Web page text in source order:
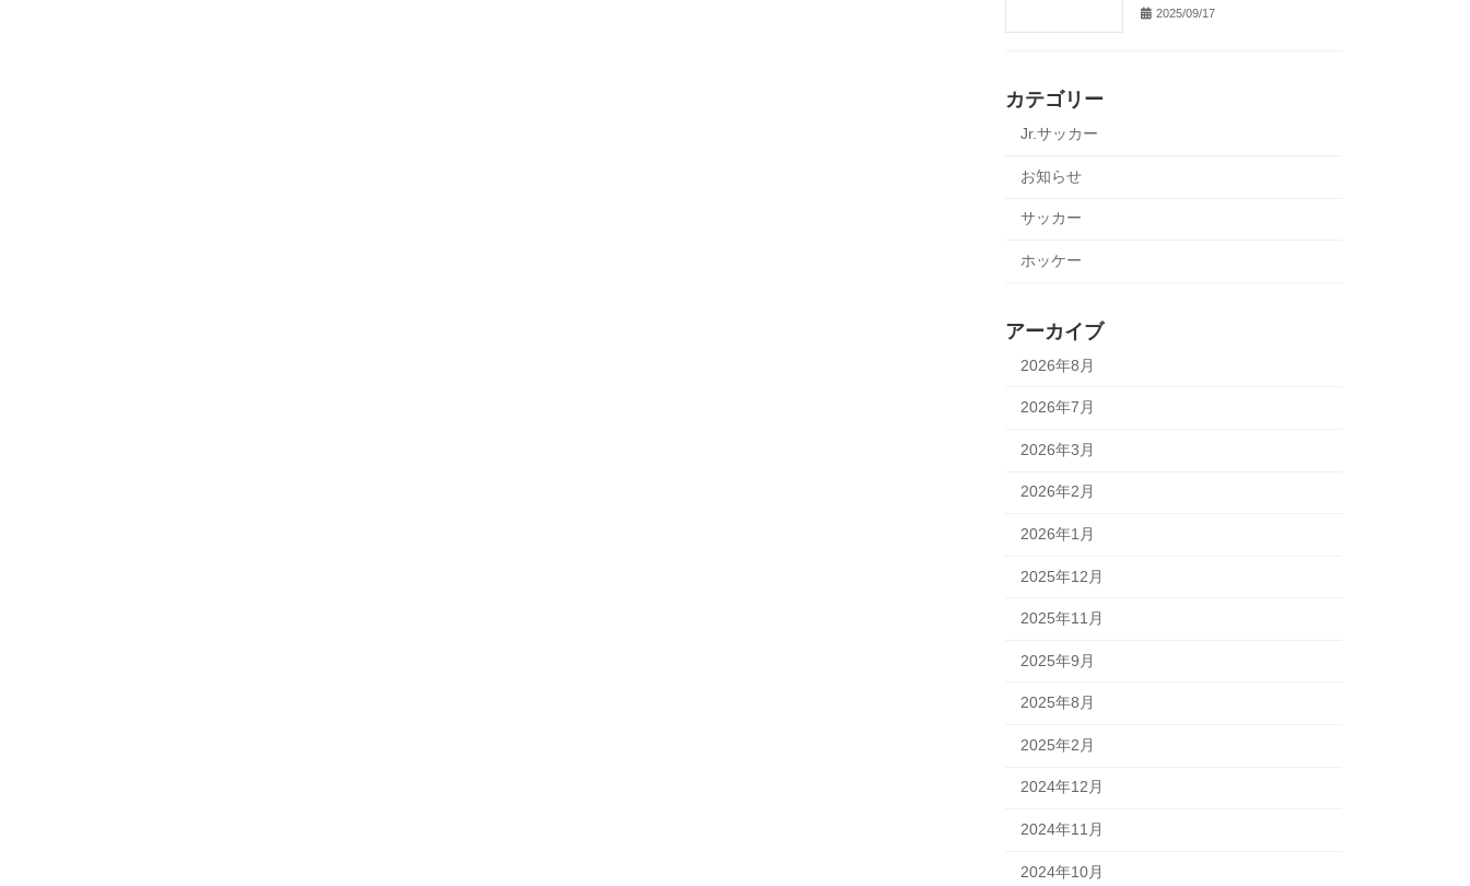
2025/09/17
カテゴリー
Jr.サッカー
お知らせ
サッカー
ホッケー
アーカイブ
2026年8月
2026年7月
2026年3月
2026年2月
2026年1月
2025年12月
2025年11月
2025年9月
2025年8月
2025年2月
2024年12月
2024年11月
2024年10月